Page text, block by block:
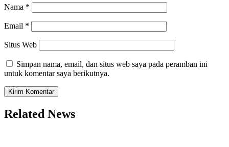
Nama *
Email *
Situs Web
Simpan nama, email, dan situs web saya pada peramban ini
untuk komentar saya berikutnya.
Related News